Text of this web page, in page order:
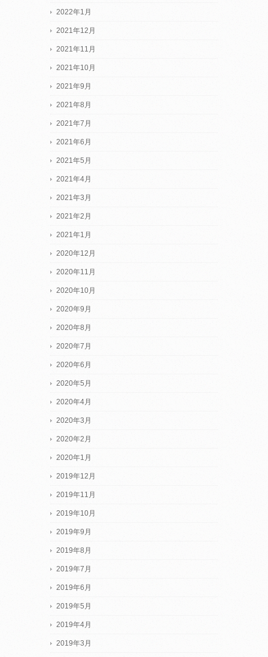
2022年1月
2021年12月
2021年11月
2021年10月
2021年9月
2021年8月
2021年7月
2021年6月
2021年5月
2021年4月
2021年3月
2021年2月
2021年1月
2020年12月
2020年11月
2020年10月
2020年9月
2020年8月
2020年7月
2020年6月
2020年5月
2020年4月
2020年3月
2020年2月
2020年1月
2019年12月
2019年11月
2019年10月
2019年9月
2019年8月
2019年7月
2019年6月
2019年5月
2019年4月
2019年3月